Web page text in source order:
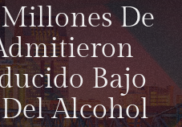
De
Bajo
Alcohol